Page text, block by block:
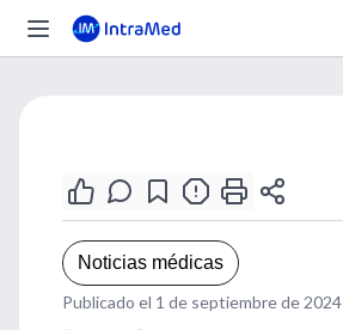
Noticias médicas
Publicado el 1 de septiembre de 2024